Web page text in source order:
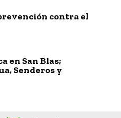
contra el
en San Blas;
Senderos y